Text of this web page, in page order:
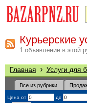
Курьерские
1 объявление в этой
Главная › Услуги для
Все из рубрики
Цена от до